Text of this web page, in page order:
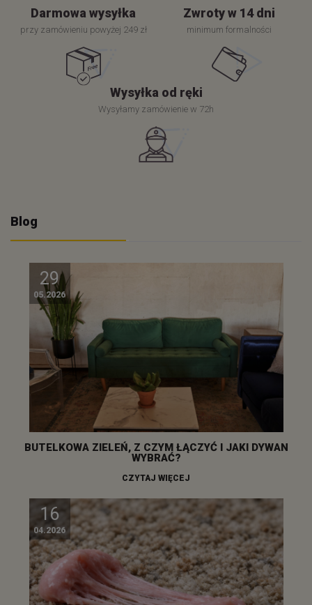
Darmowa wysyłka
przy zamówieniu powyżej 249 zł
Zwroty w 14 dni
minimum formalności
Wysyłka od ręki
Wysyłamy zamówienie w 72h
Blog
29
05.2026
BUTELKOWA ZIELEŃ, Z CZYM ŁĄCZYĆ I JAKI DYWAN
WYBRAĆ?
CZYTAJ WIĘCEJ
16
04.2026